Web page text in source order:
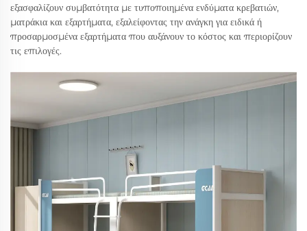
εξασφαλίζουν συμβατότητα με τυποποιημένα ενδύματα κρεβατιών,
ματράκια και εξαρτήματα, εξαλείφοντας την ανάγκη για ειδικά ή
προσαρμοσμένα εξαρτήματα που αυξάνουν το κόστος και περιορίζουν
τις επιλογές.